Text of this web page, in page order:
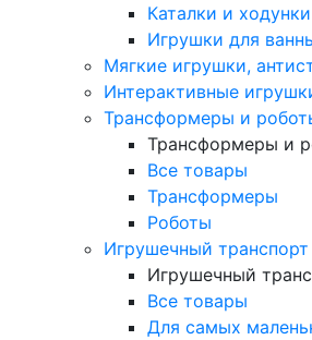
Каталки и ходунки
Игрушки для
Мягкие игрушки,
Интерактивные
Трансформеры и
Трансформеры и
Все товары
Трансформеры
Роботы
Игрушечный транспорт
Игрушечный
Все товары
Для самых